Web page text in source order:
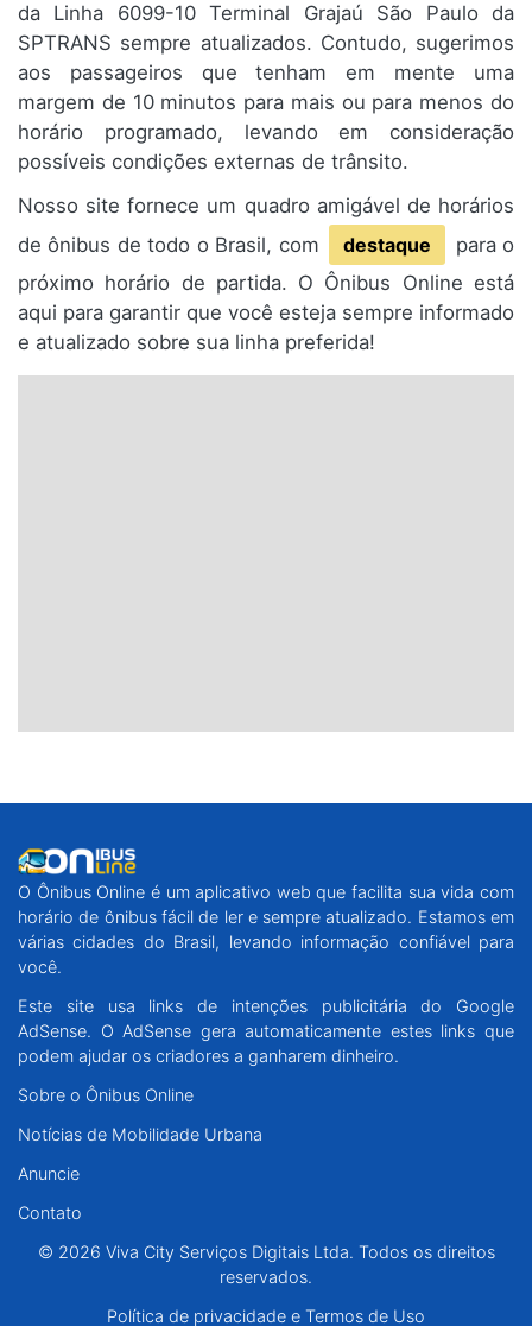
da Linha 6099-10 Terminal Grajaú São Paulo da
SPTRANS sempre atualizados. Contudo, sugerimos
aos passageiros que tenham em mente uma
margem de 10 minutos para mais ou para menos do
horário programado, levando em consideração
possíveis condições externas de trânsito.
Nosso site fornece um quadro amigável de horários
de ônibus de todo o Brasil, com
destaque
para o
próximo horário de partida. O Ônibus Online está
aqui para garantir que você esteja sempre informado
e atualizado sobre sua linha preferida!
O Ônibus Online é um aplicativo web que facilita sua vida com
horário de ônibus fácil de ler e sempre atualizado. Estamos em
várias cidades do Brasil, levando informação confiável para
você.
Este site usa links de intenções publicitária do Google
AdSense. O AdSense gera automaticamente estes links que
podem ajudar os criadores a ganharem dinheiro.
Sobre o Ônibus Online
Notícias de Mobilidade Urbana
Anuncie
Contato
© 2026 Viva City Serviços Digitais Ltda. Todos os direitos
reservados.
Política de privacidade e Termos de Uso